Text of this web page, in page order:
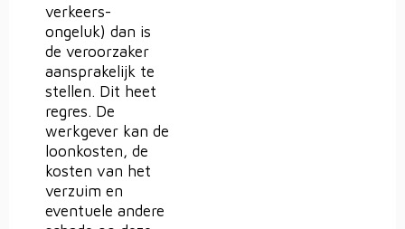
verkeers-
ongeluk) dan is
de veroorzaker
aansprakelijk te
stellen. Dit heet
regres. De
werkgever kan de
loonkosten, de
kosten van het
verzuim en
eventuele andere